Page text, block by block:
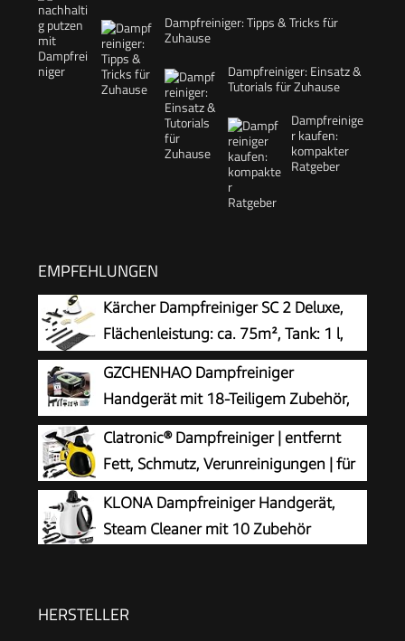
Dampfreiniger: Tipps & Tricks für
Zuhause
Dampfreiniger: Einsatz &
Tutorials für Zuhause
Dampfreinige
r kaufen:
kompakter
Ratgeber
EMPFEHLUNGEN
Kärcher Dampfreiniger SC 2 Deluxe,
Flächenleistung: ca. 75m², Tank: 1 l,
Dampfdruck: max. 3,2 bar, Aufheizzeit:
6,5 min., Heizleistung: 1.500 W, mit
Bodenreinigungsset EasyFix und 3 Düsen,Single
GZCHENHAO Dampfreiniger
Handgerät mit 18-Teiligem Zubehör,
2500W & 9s Turbo-Dampf mit 5 BAR
Druck – 99,99% Reinigung & 100%
Natürlich,Steam Cleaner für Boden, Küche, Bad,
Fenster, Polster & Auto
Clatronic® Dampfreiniger | entfernt
Fett, Schmutz, Verunreinigungen | für
Auto, Küche, Bad, Polster | chemiefrei |
Steam Cleaner | 360° Dampfdüse | Handgerät
mit 5 m Kabel & Zubehör | DR 3653
KLONA Dampfreiniger Handgerät,
Steam Cleaner mit 10 Zubehör
HERSTELLER